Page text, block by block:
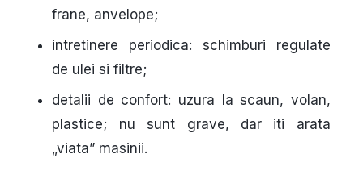
frane, anvelope;
intretinere periodica: schimburi regulate
de ulei si filtre;
detalii de confort: uzura la scaun, volan,
plastice; nu sunt grave, dar iti arata
„viata” masinii.